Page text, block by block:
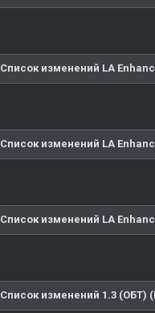
Список изменений LA
Список изменений LA
Список изменений LA
Список изменений 1.3 (ОБТ)